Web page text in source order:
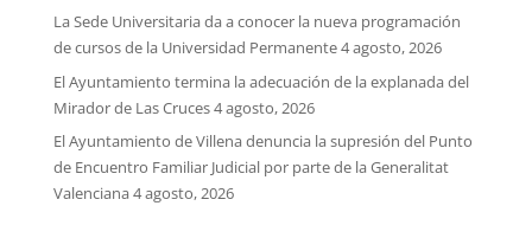
La Sede Universitaria da a conocer la nueva programación
de cursos de la Universidad Permanente4 agosto, 2026
El Ayuntamiento termina la adecuación de la explanada del
Mirador de Las Cruces4 agosto, 2026
El Ayuntamiento de Villena denuncia la supresión del Punto
de Encuentro Familiar Judicial por parte de la Generalitat
Valenciana4 agosto, 2026